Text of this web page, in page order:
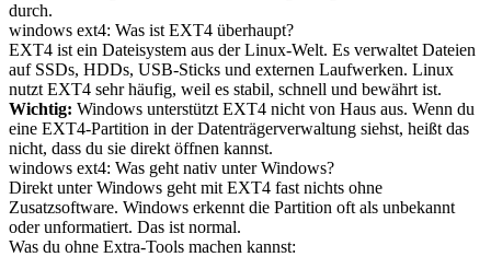
durch.
windows ext4: Was ist EXT4 überhaupt?
EXT4 ist ein Dateisystem aus der Linux-Welt. Es verwaltet Dateien
auf SSDs, HDDs, USB-Sticks und externen Laufwerken. Linux
nutzt EXT4 sehr häufig, weil es stabil, schnell und bewährt ist.
Wichtig: Windows unterstützt EXT4 nicht von Haus aus. Wenn du
eine EXT4-Partition in der Datenträgerverwaltung siehst, heißt das
nicht, dass du sie direkt öffnen kannst.
windows ext4: Was geht nativ unter Windows?
Direkt unter Windows geht mit EXT4 fast nichts ohne
Zusatzsoftware. Windows erkennt die Partition oft als unbekannt
oder unformatiert. Das ist normal.
Was du ohne Extra-Tools machen kannst: